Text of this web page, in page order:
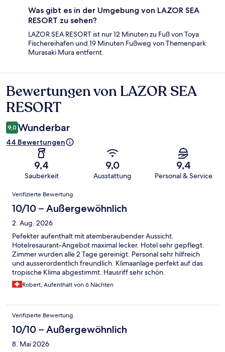
Was gibt es in der Umgebung von LAZOR SEA
RESORT zu sehen?
LAZOR SEA RESORT ist nur 12 Minuten zu Fuß von Toya
Fischereihafen und 19 Minuten Fußweg von Themenpark
Murasaki Mura entfernt.
Bewertungen
Bewertungen von LAZOR SEA
RESORT
9,0 Wunderbar
44 Bewertungen
9,4
Sauberkeit
9,0
Ausstattung
9,4
Personal & Service
Bewertungen
Verifizierte Bewertung
10/10 – Außergewöhnlich
2. Aug. 2026
Pefekter aufenthalt mit atemberaubender Aussicht.
Hotelresaurant-Angebot maximal lecker. Hotel sehr gepflegt.
Zimmer wurden alle 2 Tage gereinigt. Personal sehr hilfreich
und ausserordentlich freundlich. Klimaanlage perfekt auf das
tropische Klima abgestimmt. Hausriff sehr schön.
Robert, Aufenthalt von 6 Nächten
Verifizierte Bewertung
10/10 – Außergewöhnlich
8. Mai 2026